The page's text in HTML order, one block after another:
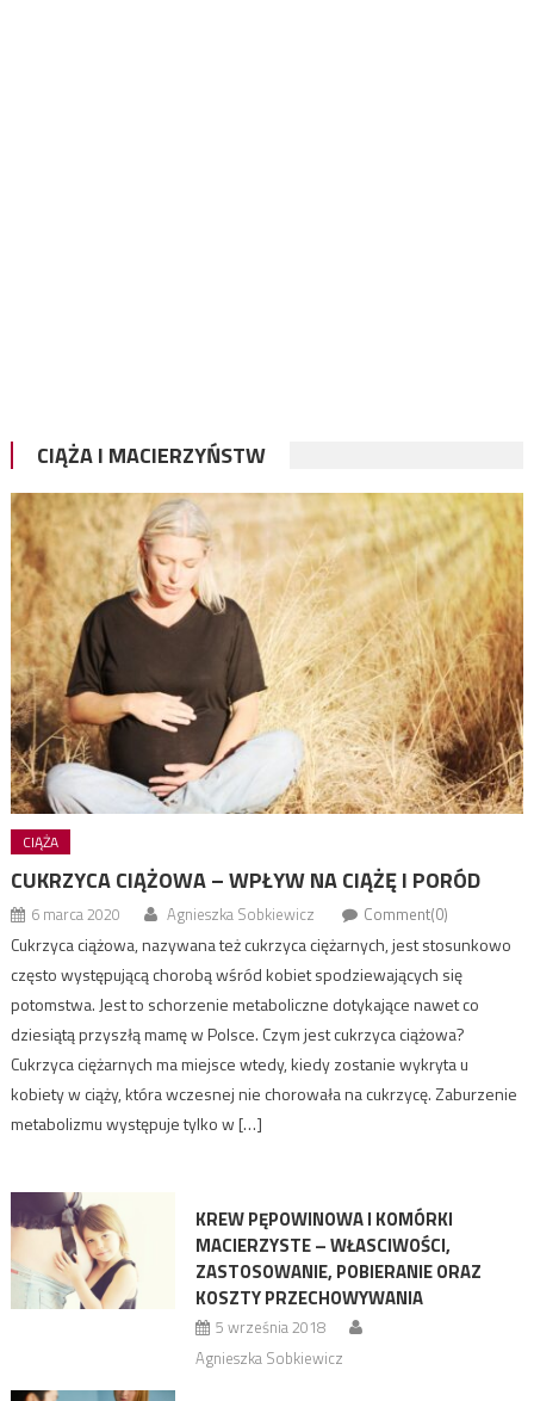
CIĄŻA I MACIERZYŃSTW
CIĄŻA
CUKRZYCA CIĄŻOWA – WPŁYW NA CIĄŻĘ I PORÓD
6 marca 2020 Agnieszka Sobkiewicz Comment(0)
Cukrzyca ciążowa, nazywana też cukrzyca ciężarnych, jest stosunkowo
często występującą chorobą wśród kobiet spodziewających się
potomstwa. Jest to schorzenie metaboliczne dotykające nawet co
dziesiątą przyszłą mamę w Polsce. Czym jest cukrzyca ciążowa?
Cukrzyca ciężarnych ma miejsce wtedy, kiedy zostanie wykryta u
kobiety w ciąży, która wczesnej nie chorowała na cukrzycę. Zaburzenie
metabolizmu występuje tylko w […]
KREW PĘPOWINOWA I KOMÓRKI
MACIERZYSTE – WŁASCIWOŚCI,
ZASTOSOWANIE, POBIERANIE ORAZ
KOSZTY PRZECHOWYWANIA
5 września 2018
Agnieszka Sobkiewicz